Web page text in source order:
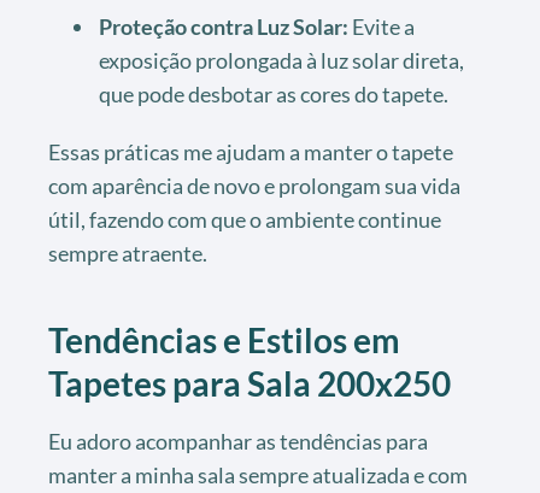
Proteção contra Luz Solar: Evite a
exposição prolongada à luz solar direta,
que pode desbotar as cores do tapete.
Essas práticas me ajudam a manter o tapete
com aparência de novo e prolongam sua vida
útil, fazendo com que o ambiente continue
sempre atraente.
Tendências e Estilos em
Tapetes para Sala 200x250
Eu adoro acompanhar as tendências para
manter a minha sala sempre atualizada e com